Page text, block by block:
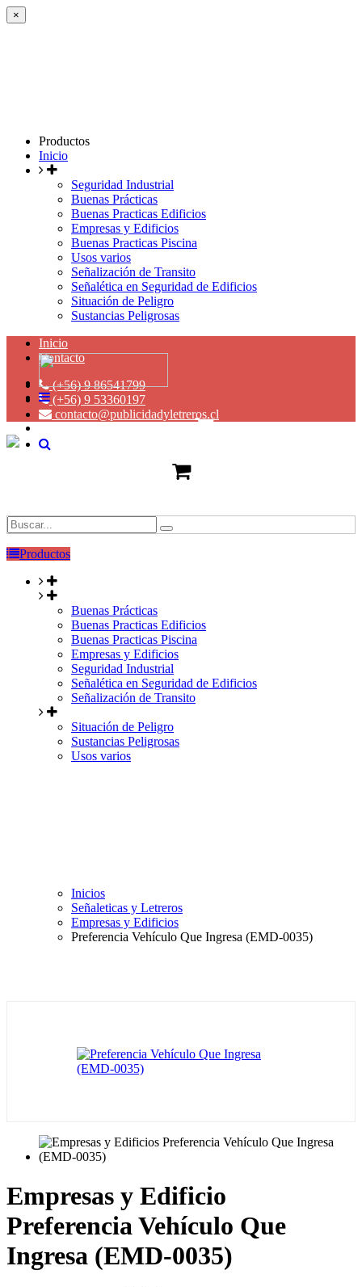
×
Productos
Inicio
Seguridad Industrial
Buenas Prácticas
Buenas Practicas Edificios
Empresas y Edificios
Buenas Practicas Piscina
Usos varios
Señalización de Transito
Señalética en Seguridad de Edificios
Situación de Peligro
Sustancias Peligrosas
Inicio
Contacto
(+56) 9 86541799
(+56) 9 53360197
contacto@publicidadyletreros.cl
Productos
Buenas Prácticas
Buenas Practicas Edificios
Buenas Practicas Piscina
Empresas y Edificios
Seguridad Industrial
Señalética en Seguridad de Edificios
Señalización de Transito
Situación de Peligro
Sustancias Peligrosas
Usos varios
Inicios
Señaleticas y Letreros
Empresas y Edificios
Preferencia Vehículo Que Ingresa (EMD-0035)
Empresas y Edificio
Preferencia Vehículo Que
Ingresa (EMD-0035)